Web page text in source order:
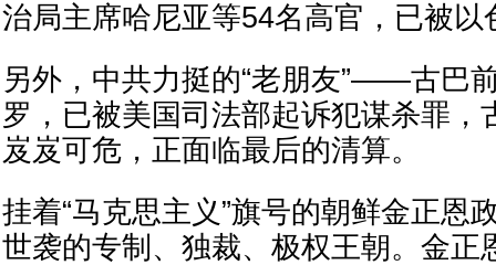
治局主席哈尼亚等54名高官，已被以
另外，中共力挺的“老朋友”——古巴
罗，已被美国司法部起诉犯谋杀罪，
岌岌可危，正面临最后的清算。
挂着“马克思主义”旗号的朝鲜金正恩
世袭的专制、独裁、极权王朝。金正